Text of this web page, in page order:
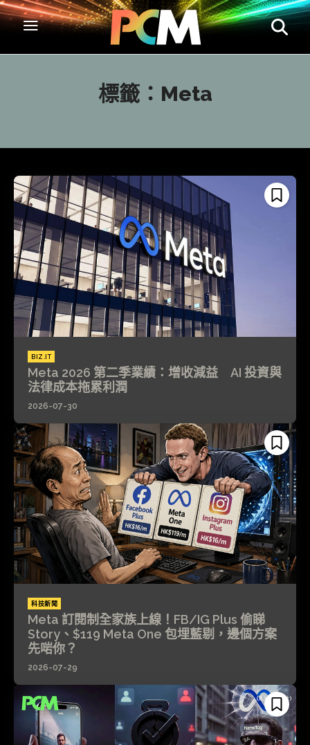
標籤： Meta
BIZ.IT
Meta 2026 第二季業績：增收減益 AI 投資與
法律成本拖累利潤
2026-07-30
科技新聞
Meta 訂閱制全家族上線！FB/IG Plus 偷睇
Story、$119 Meta One 包埋藍剔，邊個方案
先啱你？
2026-07-29